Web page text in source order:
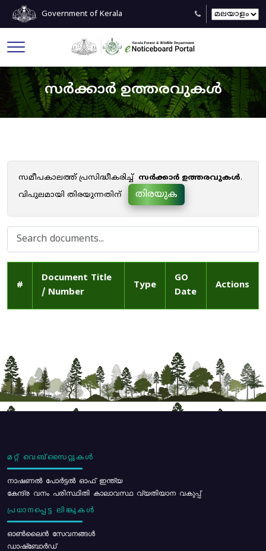
Government of Kerala
സർക്കാർ ഉത്തരവുകൾ
സമീപകാലത്ത് പ്രസിദ്ധീകരിച്ച് സർക്കാർ ഉത്തരവുകൾ.
വിപുലമായി തിരയുന്നതിന്
തിരയുക
#
Document Title
/ Number
Type
GO
Date
Actions
മറ്റ് വെബ്സൈറ്റുകൾ
നാഷണൽ പോർട്ടൽ ഓഫ് ഇന്ത്യ
കേന്ദ്ര വനം പരിസ്ഥിതി കാലാവസ്ഥ വ്യതിയാന വകുപ്പ്
പ്രധാനപ്പെട്ട ലിങ്കുകൾ
ഓൺലൈൻ സേവനങ്ങൾ
ഡാഷ്ബോർഡ്